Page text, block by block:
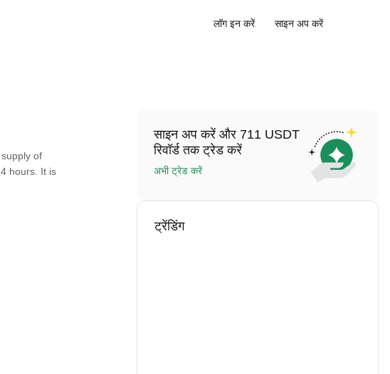
लॉग इन करें साइन अप करें
of
hours. It is
साइन अप करें और 711 USDT
रिवॉर्ड तक ट्रेड करें
अभी ट्रेड करें
ट्रेंडिंग